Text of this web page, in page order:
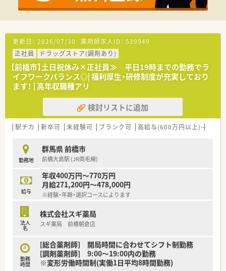
されています
■充実した研修制度、人事制度、評価制度、キャリア支援制度等
更新日： 2026/07/30 薬剤師求人ID： 539949
正社員
ドラッグストア(調剤あり)
【前橋市】土日祝休み×正社員≫ 平日19時までの勤務でラ
イフワークバランス◎| 福利厚生・研修制度が充実しており
ます！ | 高年収職種アリ
検討リストに追加
駅チカ 新卒可 未経験可 ブランク可 高給与(600万円以上)
勤務地
群馬県 前橋市
前橋大島駅 (JR両毛線)
給与
年収400万円～770万円
月給271,200円～478,000円
※経験・年齢・選択コースによります
法人
名
株式会社スギ薬局
スギ薬局 前橋朝倉店
勤務
時間
[総合薬剤師] 開局時間に合わせてシフト制勤務
[調剤薬剤師] 9:00～19:00内の勤務
※変形労働時間制(実働1日平均8時間勤務)